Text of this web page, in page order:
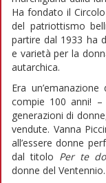
Ha fondato il
del patriottismo
partire dal 1933 ha
e varietà per la
autarchica.
Era un’emanazione
compie 100 anni!
generazioni di
vendute. Vanna
all’essere donne
dal titolo Per te
donne del Ventennio.